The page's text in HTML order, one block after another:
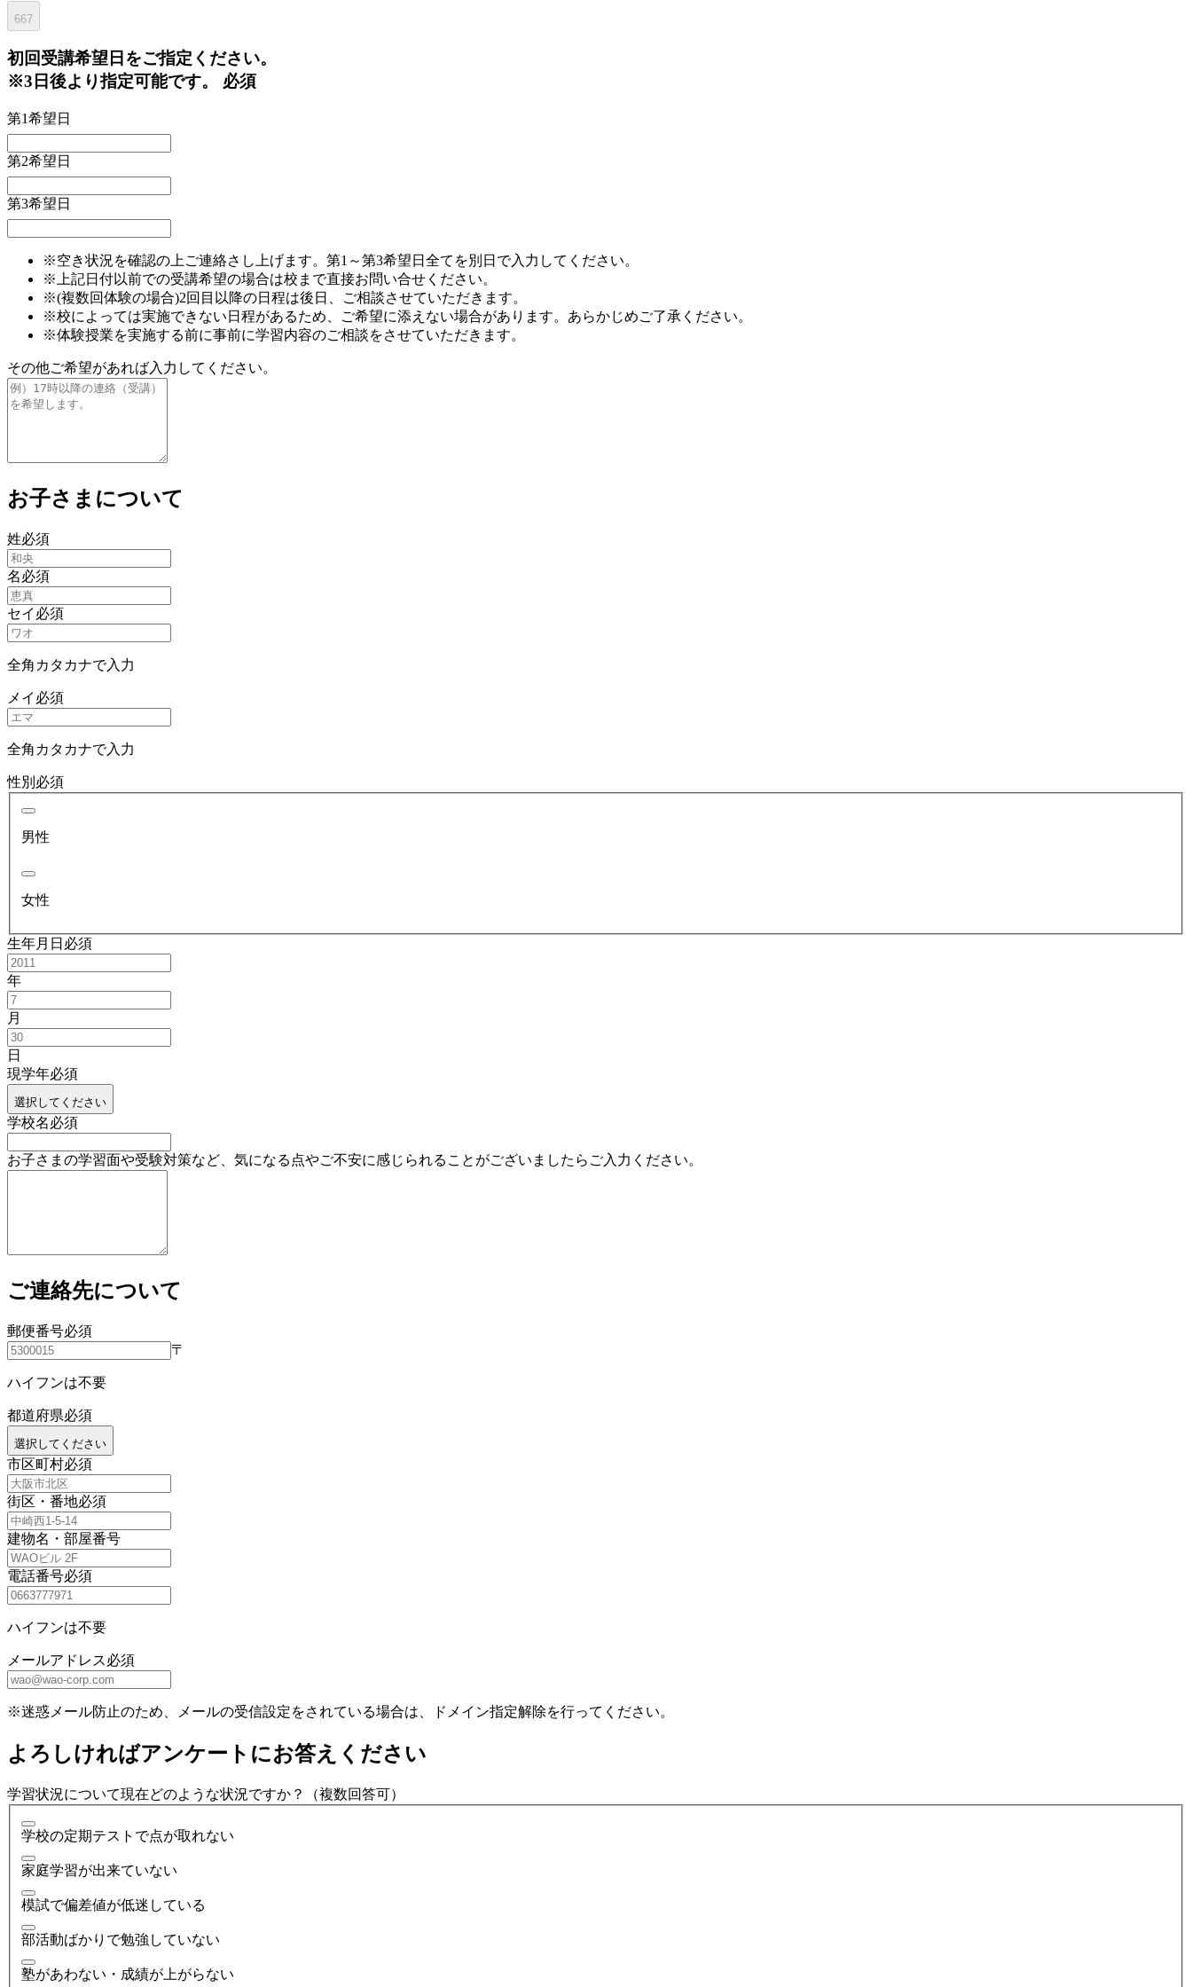
667
初回受講希望日をご指定ください。
※3日後より指定可能です。 必須
第1希望日
第2希望日
第3希望日
※空き状況を確認の上ご連絡さし上げます。第1～第3希望日全てを別日で入力してください。
※上記日付以前での受講希望の場合は校まで直接お問い合せください。
※(複数回体験の場合)2回目以降の日程は後日、ご相談させていただきます。
※校によっては実施できない日程があるため、ご希望に添えない場合があります。あらかじめご了承ください。
※体験授業を実施する前に事前に学習内容のご相談をさせていただきます。
その他ご希望があれば入力してください。
お子さまについて
姓必須
名必須
セイ 必須
全角カタカナで入力
メイ 必須
全角カタカナで入力
性別 必須
男性
女性
生年月日 必須
年
月
日
現学年必須
選択してください
学校名必須
お子さまの学習面や受験対策など、気になる点やご不安に感じられることがございましたらご入力ください。
ご連絡先について
郵便番号必須
〒
ハイフンは不要
都道府県必須
選択してください
市区町村必須
街区・番地必須
建物名・部屋番号
電話番号必須
ハイフンは不要
メールアドレス必須
※迷惑メール防止のため、メールの受信設定をされている場合は、ドメイン指定解除を行ってください。
よろしければアンケートにお答えください
学習状況について現在どのような状況ですか？（複数回答可）
学校の定期テストで点が取れない
家庭学習が出来ていない
模試で偏差値が低迷している
部活動ばかりで勉強していない
塾があわない・成績が上がらない